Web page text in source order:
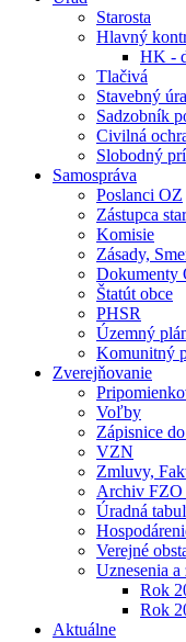
Starosta
Hlavný
HK -
Tlačivá
Stavebný
Sadzobník
Civilná
Slobodný
Samospráva
Poslanci OZ
Zástupca
Komisie
Zásady,
Dokumenty
Štatút obce
PHSR
Územný
Komunitný
Zverejňovanie
Voľby
Zápisnice
VZN
Zmluvy,
Archiv FZO
Úradná
Verejné
Uznesenia
Rok
Rok
Aktuálne